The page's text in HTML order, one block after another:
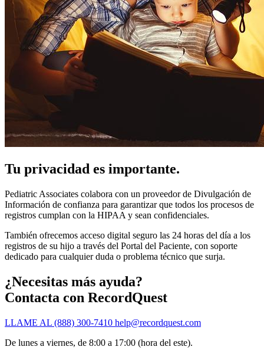
Tu privacidad es importante.
Pediatric Associates colabora con un proveedor de Divulgación de
Información de confianza para garantizar que todos los procesos de
registros cumplan con la HIPAA y sean confidenciales.
También ofrecemos acceso digital seguro las 24 horas del día a los
registros de su hijo a través del Portal del Paciente, con soporte
dedicado para cualquier duda o problema técnico que surja.
¿Necesitas más ayuda?
Contacta con RecordQuest
LLAME AL (888) 300-7410 help@recordquest.com
De lunes a viernes, de 8:00 a 17:00 (hora del este).